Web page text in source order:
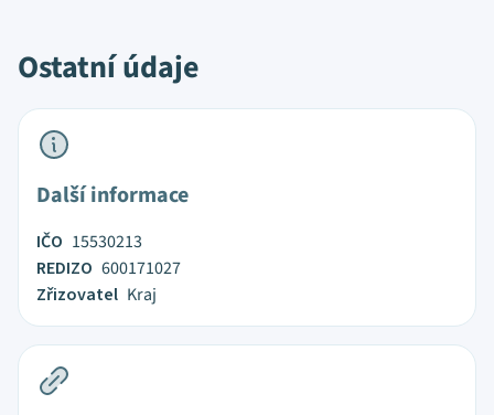
Ostatní údaje
Další informace
IČO 15530213
REDIZO 600171027
Zřizovatel Kraj